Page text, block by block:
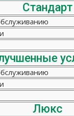
Стандарт
Люкс